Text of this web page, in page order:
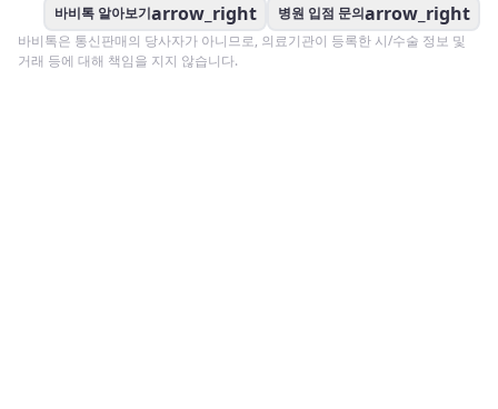
바비톡 알아보기arrow_right 병원 입점 문의arrow_right
바비톡은 통신판매의 당사자가 아니므로, 의료기관이 등록한 시/수술 정보 및
거래 등에 대해 책임을 지지 않습니다.